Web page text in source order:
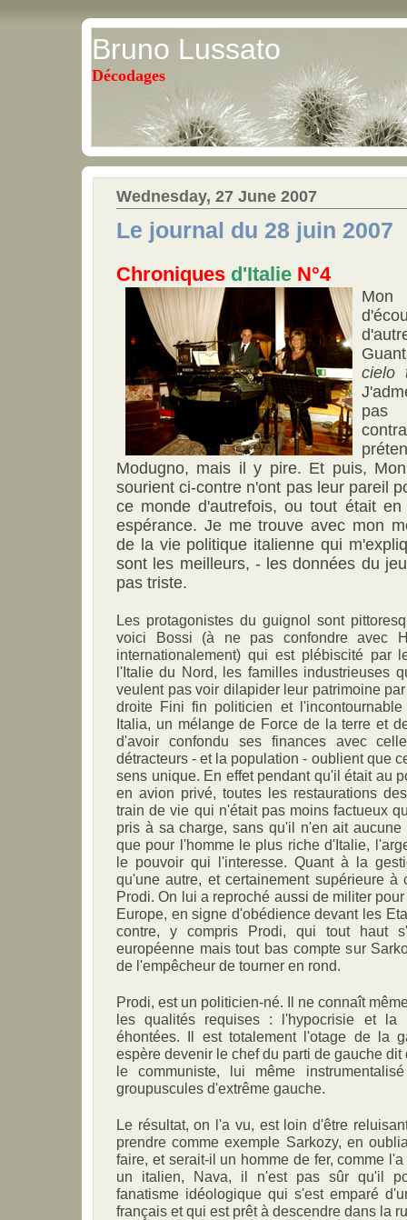
Bruno Lussato
Décodages
Wednesday, 27 June 2007
Le journal du 28 juin 2007
Chroniques d'Italie N°4
Mon
cielo
Modugno, mais il y pire. Et puis,
sourient ci-contre n'ont pas leur pareil
ce monde d'autrefois, ou tout était
espérance. Je me trouve avec mon
de la vie politique italienne qui
sont les meilleurs, - les données du
pas triste.
Les protagonistes du guignol sont
voici Bossi (à ne pas confondre avec
internationalement) qui est plébiscité par
l'Italie du Nord, les familles industrieuses
veulent pas voir dilapider leur patrimoine
droite Fini fin politicien et
Italia, un mélange de Force de la terre et
d'avoir confondu ses finances avec
détracteurs - et la population - oublient que
sens unique. En effet pendant qu'il était au
en avion privé, toutes les restaurations
train de vie qui n'était pas moins factueux
pris à sa charge, sans qu'il n'en ait
que pour l'homme le plus riche d'Italie,
le pouvoir qui l'interesse. Quant à la
qu'une autre, et certainement supérieure à
Prodi. On lui a reproché aussi de militer
Europe, en signe d'obédience devant les
contre, y compris Prodi, qui tout haut
européenne mais tout bas compte sur
de l'empêcheur de tourner en rond.
Prodi, est un politicien-né. Il ne connaît
les qualités requises : l'hypocrisie et la
éhontées. Il est totalement l'otage de la
espère devenir le chef du parti de gauche
le communiste, lui même
groupuscules d'extrême gauche.
Le résultat, on l'a vu, est loin d'être
prendre comme exemple Sarkozy, en
faire, et serait-il un homme de fer, comme
un italien, Nava, il n'est pas sûr qu'il
fanatisme idéologique qui s'est emparé
français et qui est prêt à descendre dans la